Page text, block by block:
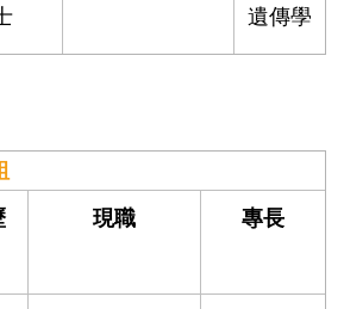
遺傳學
現職 專長